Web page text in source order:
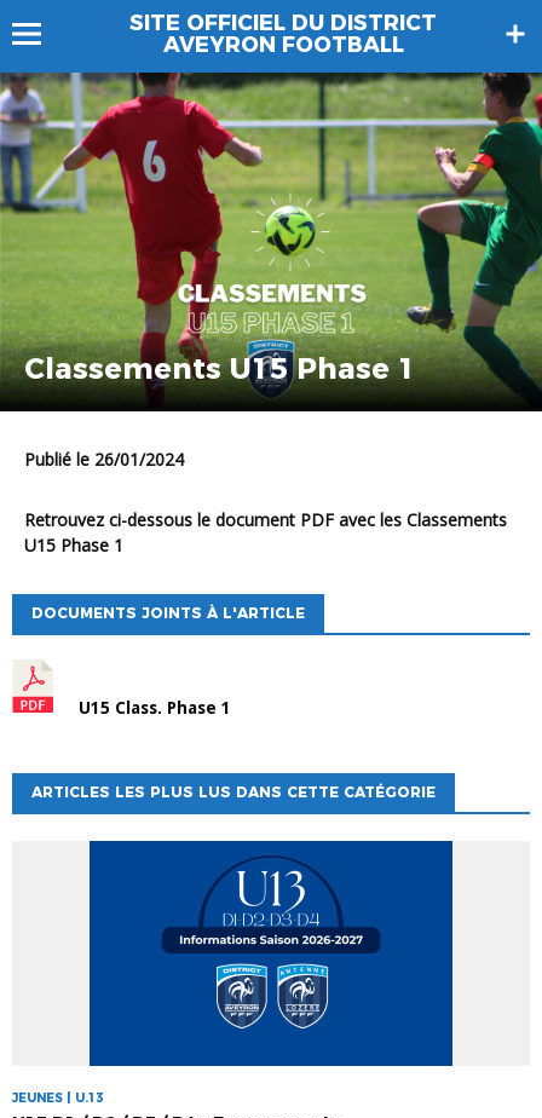
SITE OFFICIEL DU DISTRICT
AVEYRON FOOTBALL
Classements U15 Phase 1
Publié le 26/01/2024
Retrouvez ci-dessous le document PDF avec les Classements
U15 Phase 1
DOCUMENTS JOINTS À L'ARTICLE
U15 Class. Phase 1
ARTICLES LES PLUS LUS DANS CETTE CATÉGORIE
JEUNES | U.13